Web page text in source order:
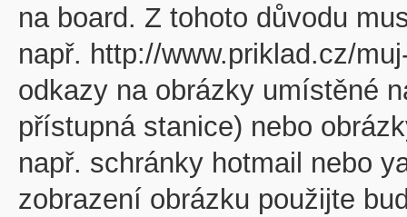
na board. Z tohoto důvodu
např. http://www.priklad.cz/
odkazy na obrázky umístěné
přístupná stanice) nebo
např. schránky hotmail nebo
zobrazení obrázku použijte